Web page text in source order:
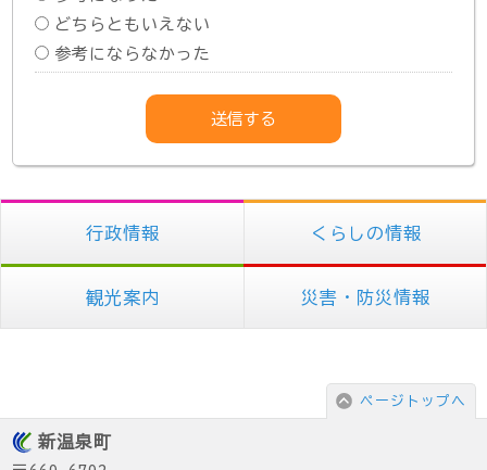
どちらともいえない
参考にならなかった
行政情報 くらしの情報
観光案内 災害・防災情報
ページトップへ
新温泉町